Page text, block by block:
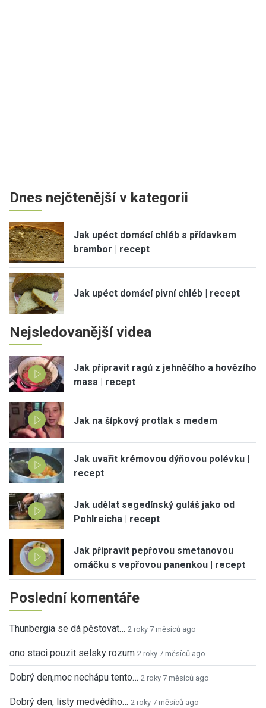
Dnes nejčtenější v kategorii
Jak upéct domácí chléb s přídavkem
brambor | recept
Jak upéct domácí pivní chléb | recept
Nejsledovanější videa
Jak připravit ragú z jehněčího a hovězího
masa | recept
Jak na šípkový protlak s medem
Jak uvařit krémovou dýňovou polévku |
recept
Jak udělat segedínský guláš jako od
Pohlreicha | recept
Jak připravit pepřovou smetanovou
omáčku s vepřovou panenkou | recept
Poslední komentáře
Thunbergia se dá pěstovat… 2 roky 7 měsíců ago
ono staci pouzit selsky rozum 2 roky 7 měsíců ago
Dobrý den,moc nechápu tento… 2 roky 7 měsíců ago
Dobrý den, listy medvědího… 2 roky 7 měsíců ago